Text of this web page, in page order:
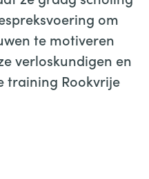
om
te motiveren
verloskundigen en
training Rookvrije